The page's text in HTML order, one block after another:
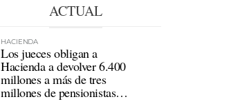
ACTUAL
HACIENDA
Los jueces obligan a
Hacienda a devolver 6.400
millones a más de tres
millones de pensionistas